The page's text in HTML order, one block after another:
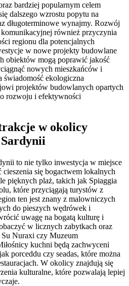
bardziej popularnym celem
dalszego wzrostu popytu na
długoterminowe wynajmy. Rozwój
również przyczynia
regionu dla potencjalnych
w nowe projekty budowlane
obiektów mogą poprawić jakość
nowych mieszkańców i
świadomość ekologiczna
projektów budowlanych opartych
rozwoju i efektywności
w okolicy
to nie tylko inwestycja w miejsce
się bogactwem lokalnych
pięknych plaż, takich jak Spiaggia
które przyciągają turystów z
ten jest znany z malowniczych
do pieszych wędrówek i
uwagę na bogatą kulturę i
w licznych zabytkach oraz
Nuraxi czy Muzeum
kuchni będą zachwyceni
porceddu czy seadas, które można
W okolicy znajdują się
kulturalne, które pozwalają lepiej